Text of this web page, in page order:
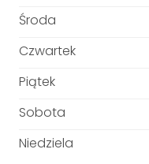
Środa
Czwartek
Piątek
Sobota
Niedziela